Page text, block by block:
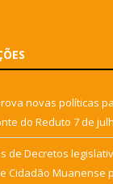
novas políticas
do Reduto 7 de
de Decretos
Cidadão Muanense